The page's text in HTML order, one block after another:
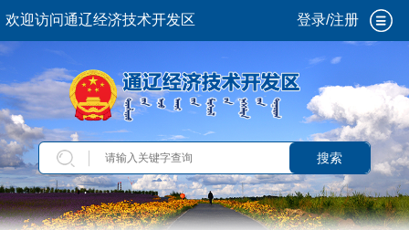
欢迎访问通辽经济技术开发区 登录/注册
搜索